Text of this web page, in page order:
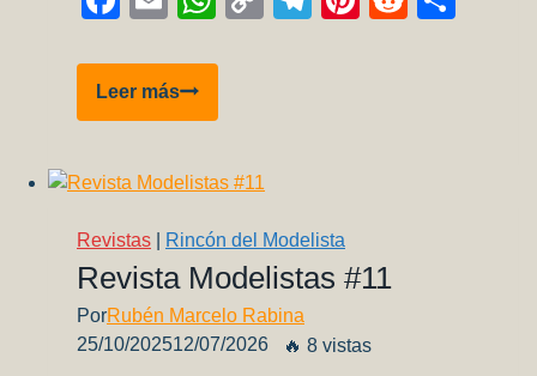
Leer másAAE
Quick
08:
de
calcas
Revistas Rincón del Modelista
Revista Modelistas #11
PorRubén Marcelo Rabina
25/10/202512/07/2026 🔥 8 vistas